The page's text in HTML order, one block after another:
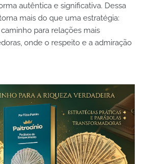
autêntica e significativa. Dessa
mais do que uma estratégia:
para relações mais
onde o respeito e a admiração